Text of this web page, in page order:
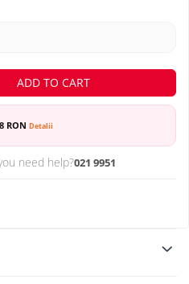
ADD TO CART
RON Detalii
need help?021 9951